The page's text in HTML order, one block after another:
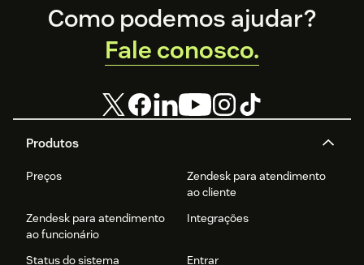
Footer
Produtos
Preços
Zendesk para atendimento
ao cliente
Zendesk para atendimento
ao funcionário
Integrações
Status do sistema
Entrar
Como podemos ajudar?
Fale conosco.